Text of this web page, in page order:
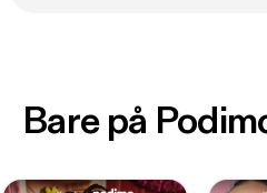
Bare på